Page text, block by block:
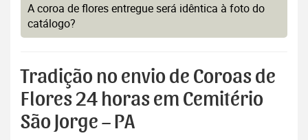
A coroa de flores entregue será idêntica à foto do
catálogo?
Tradição no envio de Coroas de
Flores 24 horas em Cemitério
São Jorge – PA